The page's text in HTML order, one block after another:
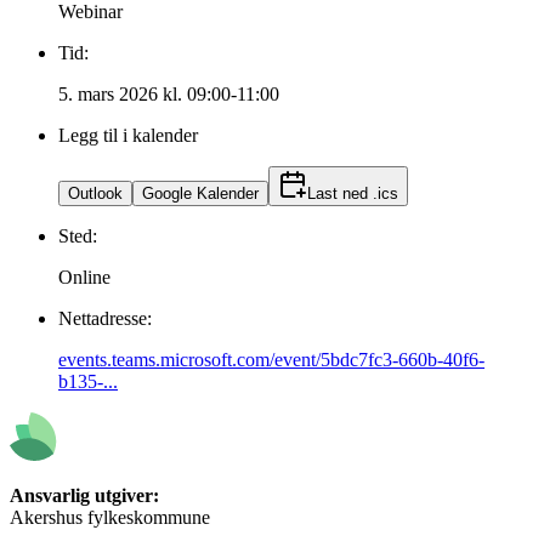
Webinar
Tid:
5. mars 2026 kl. 09:00-11:00
Legg til i kalender
Outlook Google Kalender Last ned .ics
Sted:
Online
Nettadresse:
events.teams.microsoft.com/event/5bdc7fc3-660b-40f6-
b135-...
Ansvarlig utgiver:
Akershus fylkeskommune